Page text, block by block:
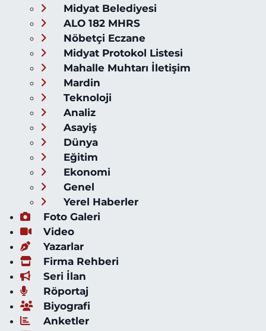
Midyat Belediyesi
ALO 182 MHRS
Nöbetçi Eczane
Midyat Protokol Listesi
Mahalle Muhtarı İletişim
Mardin
Teknoloji
Analiz
Asayiş
Dünya
Eğitim
Ekonomi
Genel
Yerel Haberler
Foto Galeri
Video
Yazarlar
Firma Rehberi
Seri İlan
Röportaj
Biyografi
Anketler